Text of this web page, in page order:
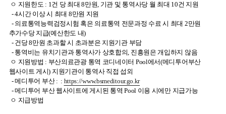
ㅇ 지원한도 : 1건 당 최대 8만원, 기관 및 통역사당 월 최대 10건 지원
- 4시간 이상 시 최대 8만원 지원
- 의료통역능력검정시험 혹은 의료통역 전문과정 수료 시 최대 2만원
추가수당 지급(예산한도 내)
- 건당 8만원 초과할 시 초과분은 지원기관 부담
- 통역비는 유치기관과 통역사가 상호합의, 진흥원은 개입하지 않음
ㅇ 지원방법 : 부산의료관광 통역 코디네이터 Pool에서(메디투어부산
웹사이트 게시) 지원기관이 통역사 직접 섭외
- 메디투어 부산 : : https://www.bsmeditour.go.kr
- 메디투어 부산 웹사이트에 게시된 통역 Pool 이용 시에만 지급가능
ㅇ 지급방법